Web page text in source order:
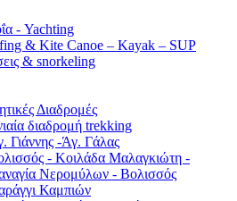
- Yachting
& Kite Canoe – Kayak – SUP
& snorkeling
Διαδρομές
διαδρομή trekking
Γιάννης -Άγ. Γάλας
- Κοιλάδα Μαλαγκιώτη -
Νερομύλων - Βολισσός
Καμπιών